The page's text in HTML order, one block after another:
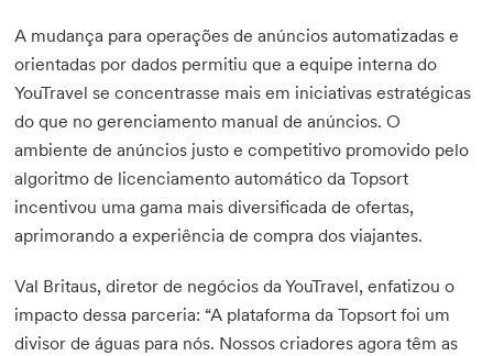
A mudança para operações de anúncios automatizadas e
orientadas por dados permitiu que a equipe interna do
YouTravel se concentrasse mais em iniciativas estratégicas
do que no gerenciamento manual de anúncios. O
ambiente de anúncios justo e competitivo promovido pelo
algoritmo de licenciamento automático da Topsort
incentivou uma gama mais diversificada de ofertas,
aprimorando a experiência de compra dos viajantes.
Val Britaus, diretor de negócios da YouTravel, enfatizou o
impacto dessa parceria: “A plataforma da Topsort foi um
divisor de águas para nós. Nossos criadores agora têm as